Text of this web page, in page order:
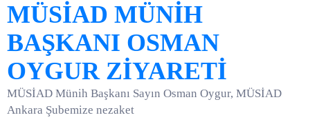
MÜSİAD MÜNİH
BAŞKANI OSMAN
OYGUR ZİYARETİ
MÜSİAD Münih Başkanı Sayın Osman Oygur, MÜSİAD
Ankara Şubemize nezaket